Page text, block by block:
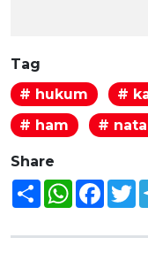
Tag
# hukum
#
# ham
#
Share
Share WhatsApp